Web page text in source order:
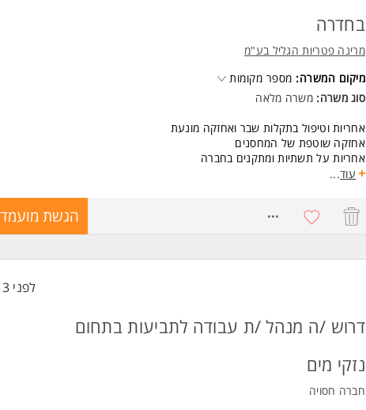
בחדרה
מרינה פטריות הגליל בע"מ
מיקום המשרה: מספר מקומות
סוג משרה: משרה מלאה
אחריות וטיפול בתקלות שבר ואחזקה מונעת
אחזקה שוטפת של המחסנים
אחריות על תשתיות ומתקנים בחברה
דרישות:
ידע בחשמל - יתרון
נכונות למשרה מלאה
עוד...
הגשת
לפני 13 שעות
דרוש /ה מנהל /ת עבודה לתביעות בתחום
נזקי מים
חברה חסויה